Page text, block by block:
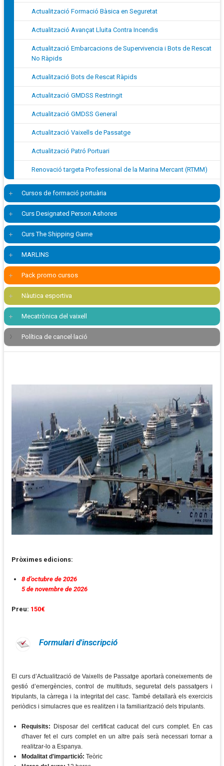
Actualització Formació Bàsica en Seguretat
Actualització Avançat Lluita Contra Incendis
Actualització Embarcacions de Supervivencia i Bots de Rescat
No Ràpids
Actualització Bots de Rescat Ràpids
Actualització GMDSS Restringit
Actualització GMDSS General
Actualització Vaixells de Passatge
Actualització Patró Portuari
Renovació targeta Professional de la Marina Mercant (RTMM)
Cursos de formació portuària
Curs Designated Person Ashores
Curs The Shipping Game
MARLINS
Pack promo cursos
Nàutica esportiva
Mecatrònica del vaixell
Política de cancel·lació
Pròximes edicions:
8 d’octubre de 2026
5 de novembre de 2026
Preu: 150€
Formulari d'inscripció
El curs d’Actualització de Vaixells de Passatge aportarà coneixements de
gestió d’emergències, control de multituds, seguretat dels passatgers i
tripulants, la càrrega i la integritat del casc. També detallarà els exercicis
periòdics i simulacres que es realitzen i la familiarització dels tripulants.
Requisits:
Disposar del certificat caducat del curs complet. En cas
d'haver fet el curs complet en un altre país serà necessari tornar a
realitzar-lo a Espanya.
Modalitat d'impartició: Teòric